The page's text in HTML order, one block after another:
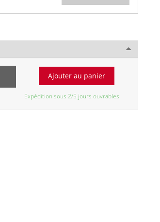
Expédition sous 2/5 jours ouvrables.